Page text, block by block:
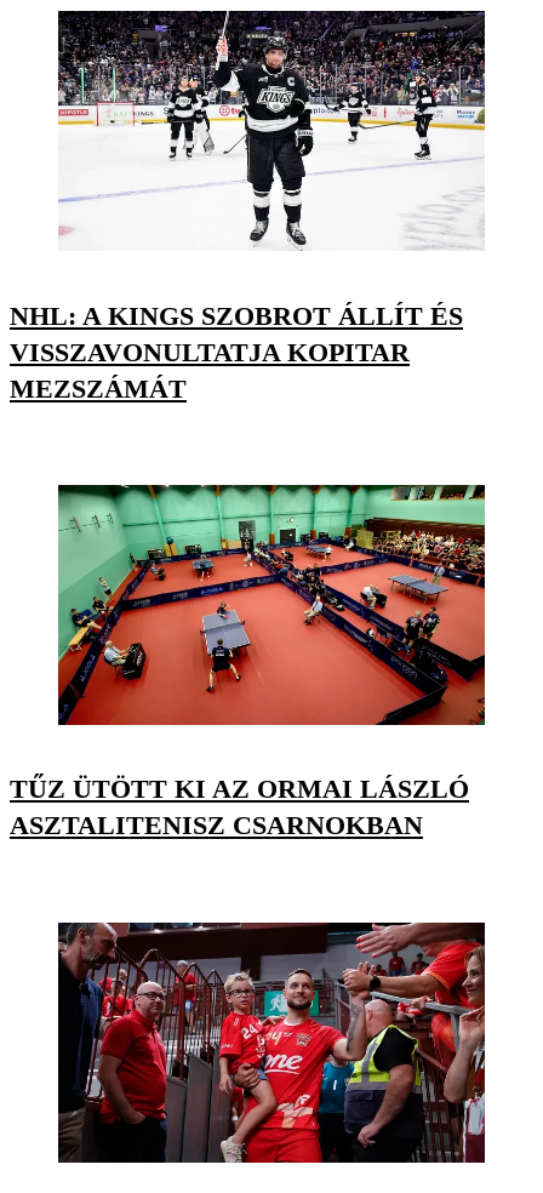
NHL: A KINGS SZOBROT ÁLLÍT ÉS
VISSZAVONULTATJA KOPITAR
MEZSZÁMÁT
TŰZ ÜTÖTT KI AZ ORMAI LÁSZLÓ
ASZTALITENISZ CSARNOKBAN